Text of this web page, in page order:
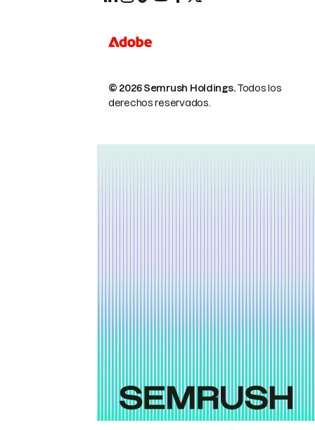
© 2026 Semrush Holdings.Todos los
derechos reservados.